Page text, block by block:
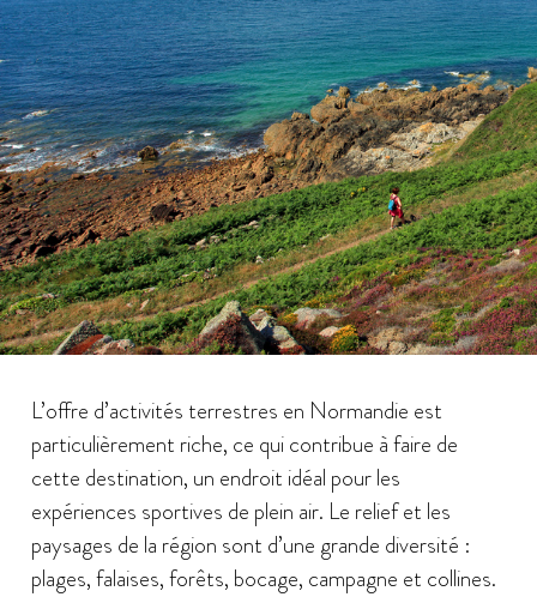
L’offre d’activités terrestres en Normandie est
particulièrement riche, ce qui contribue à faire de
cette destination, un endroit idéal pour les
expériences sportives de plein air. Le relief et les
paysages de la région sont d’une grande diversité :
plages, falaises, forêts, bocage, campagne et collines.